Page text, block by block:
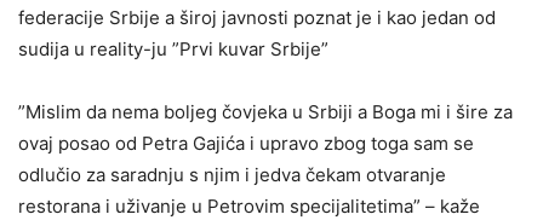
federacije Srbije a široj javnosti poznat je i kao jedan od
sudija u reality-ju ”Prvi kuvar Srbije”
”Mislim da nema boljeg čovjeka u Srbiji a Boga mi i šire za
ovaj posao od Petra Gajića i upravo zbog toga sam se
odlučio za saradnju s njim i jedva čekam otvaranje
restorana i uživanje u Petrovim specijalitetima” – kaže